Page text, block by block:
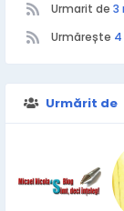
Urmarit de 3
Urmărește
Urmărit de